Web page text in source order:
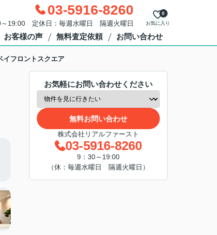
03-5916-8260
～19:00 定休日：毎週水曜日 隔週火曜日 お気に入り
0
お客様の声 無料査定依頼 お問い合わせ
イフロントスクエア
お気軽にお問い合わせください
無料お問い合わせ
株式会社リアルファースト
03-5916-8260
9：30～19:00
（休：毎週水曜日 隔週火曜日）